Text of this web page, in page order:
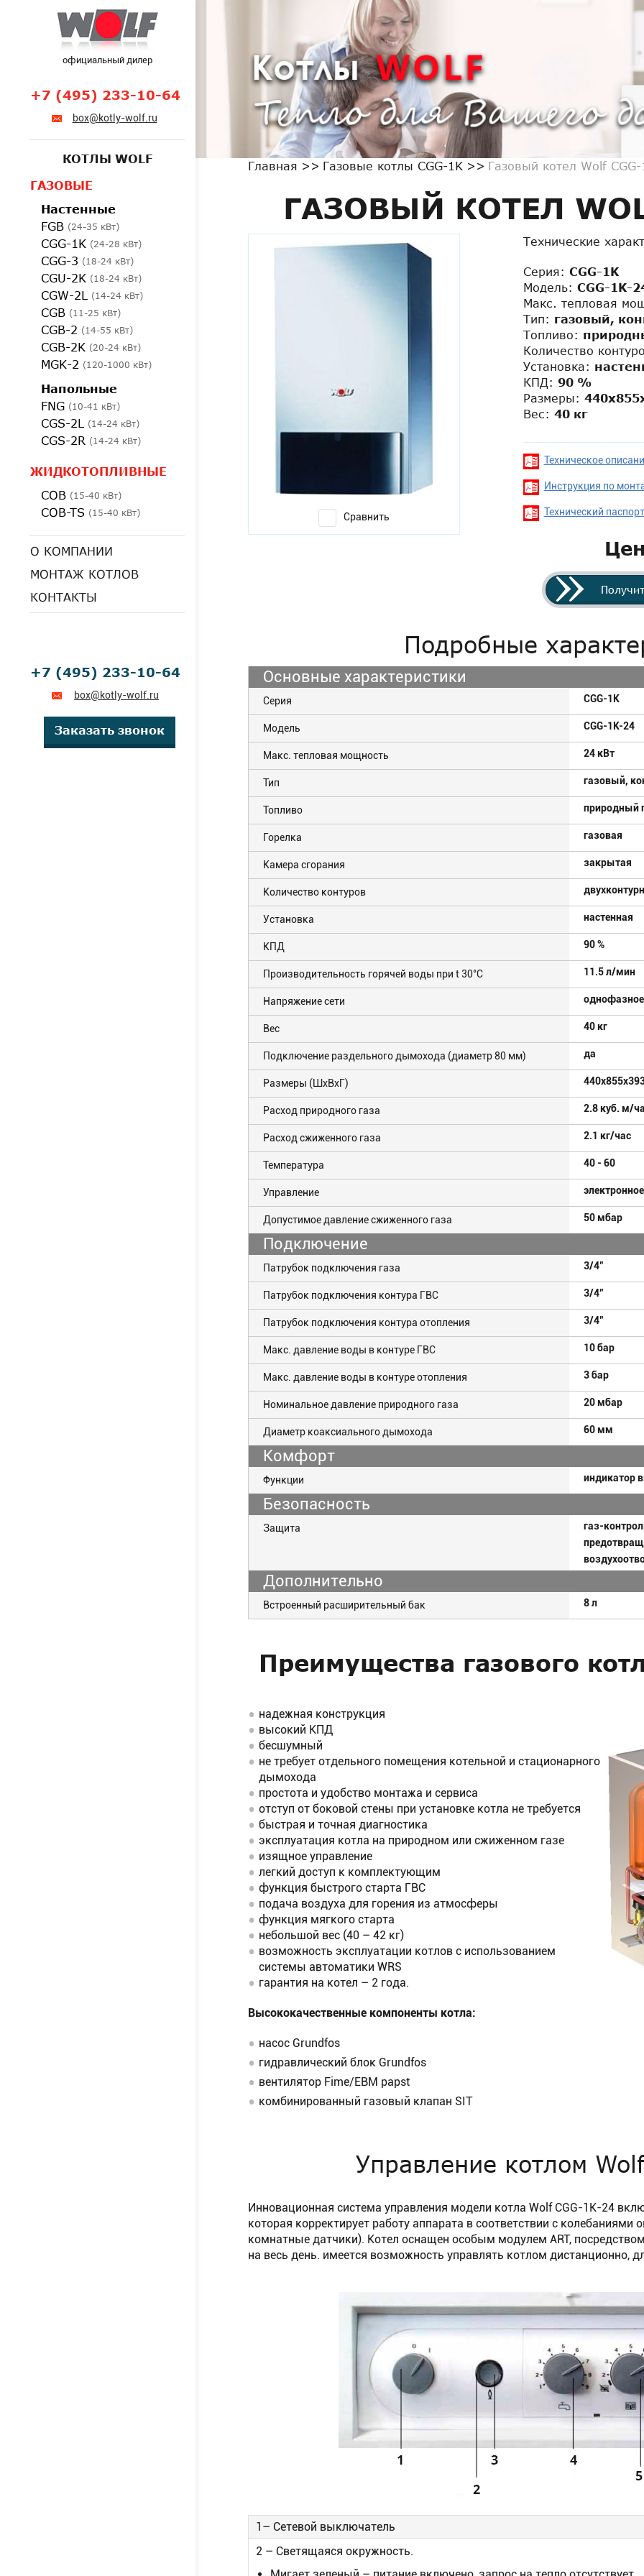
Главная Газовые котлы CGG-1K Газовый котел Wolf
ГАЗОВЫЙ КОТЕЛ
Сравнить
Технические
Серия: CGG-1K
Модель: CGG-1K-
Макс. тепловая
Тип: газовый,
Топливо:
Количество
Установка:
КПД: 90 %
Размеры:
Вес: 40 кг
Техническое
Инструкция по
Технический
Подробные
Основные характеристики
Серия CGG-1K
Модель CGG-1K-24
Макс. тепловая мощность 24 кВт
Тип газовый,
Топливо природный
Горелка газовая
Камера сгорания закрытая
Количество контуров
Установка настенная
КПД 90 %
Производительность горячей воды при t 30°C 11.5 л/мин
Напряжение сети однофазное
Вес 40 кг
Подключение раздельного дымохода (диаметр 80 мм) да
Размеры (ШхВхГ)
Расход природного газа 2.8 куб. м/
Расход сжиженного газа 2.1 кг/час
Температура 40 - 60
Управление электронное
Допустимое давление сжиженного газа 50 мбар
Подключение
Патрубок подключения газа 3/4"
Патрубок подключения контура ГВС 3/4"
Патрубок подключения контура отопления 3/4"
Макс. давление воды в контуре ГВС 10 бар
Макс. давление воды в контуре отопления 3 бар
Номинальное давление природного газа 20 мбар
Диаметр коаксиального дымохода 60 мм
Комфорт
Функции индикатор
Безопасность
Защита
газ-
Дополнительно
Встроенный расширительный бак 8 л
Преимущества газового
надежная конструкция
высокий КПД
бесшумный
не требует отдельного помещения котельной и стационарного
дымохода
простота и удобство монтажа и сервиса
отступ от боковой стены при установке котла не требуется
быстрая и точная диагностика
эксплуатация котла на природном или сжиженном газе
изящное управление
легкий доступ к комплектующим
функция быстрого старта ГВС
подача воздуха для горения из атмосферы
функция мягкого старта
небольшой вес (40 – 42 кг)
возможность эксплуатации котлов с использованием
системы автоматики WRS
гарантия на котел – 2 года.
Высококачественные компоненты котла:
насос Grundfos
гидравлический блок Grundfos
вентилятор Fime/EBM papst
комбинированный газовый клапан SIT
Управление котлом
Инновационная система управления модели котла Wolf CGG-1K-24
которая корректирует работу аппарата в соответствии с
комнатные датчики). Котел оснащен особым модулем ART,
на весь день. имеется возможность управлять котлом дистанционно,
1– Сетевой выключатель
2 – Светящаяся окружность.
официальный дилер
+7 (495) 233-10-64
box@kotly-wolf.ru
КОТЛЫ WOLF
ГАЗОВЫЕ
Настенные
FGB (24-35 кВт)
CGG-1K (24-28 кВт)
CGG-3 (18-24 кВт)
CGU-2K (18-24 кВт)
CGW-2L (14-24 кВт)
CGB (11-25 кВт)
CGB-2 (14-55 кВт)
CGB-2K (20-24 кВт)
MGK-2 (120-1000 кВт)
Напольные
FNG (10-41 кВт)
CGS-2L (14-24 кВт)
CGS-2R (14-24 кВт)
ЖИДКОТОПЛИВНЫЕ
COB (15-40 кВт)
COB-TS (15-40 кВт)
О КОМПАНИИ
МОНТАЖ КОТЛОВ
КОНТАКТЫ
+7 (495) 233-10-64
box@kotly-wolf.ru
Заказать звонок